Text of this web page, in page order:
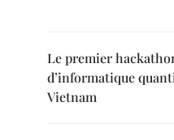
Le premier
d’informatique
Vietnam